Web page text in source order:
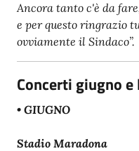
Ancora tanto c'è da
e per questo ringrazio
ovviamente il Sindaco”.
Concerti giugno
• GIUGNO
Stadio Maradona